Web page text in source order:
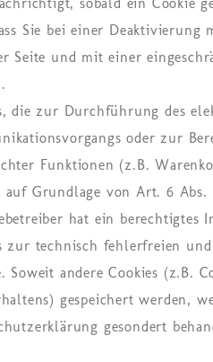
Sie bei einer
Seite und mit einer
die zur Durchführung des
oder zur
Funktionen (z.B.
auf Grundlage von Art. 6 Abs.
hat ein berechtigtes
zur technisch fehlerfreien
Soweit andere Cookies (z.B.
gespeichert werden,
gesondert